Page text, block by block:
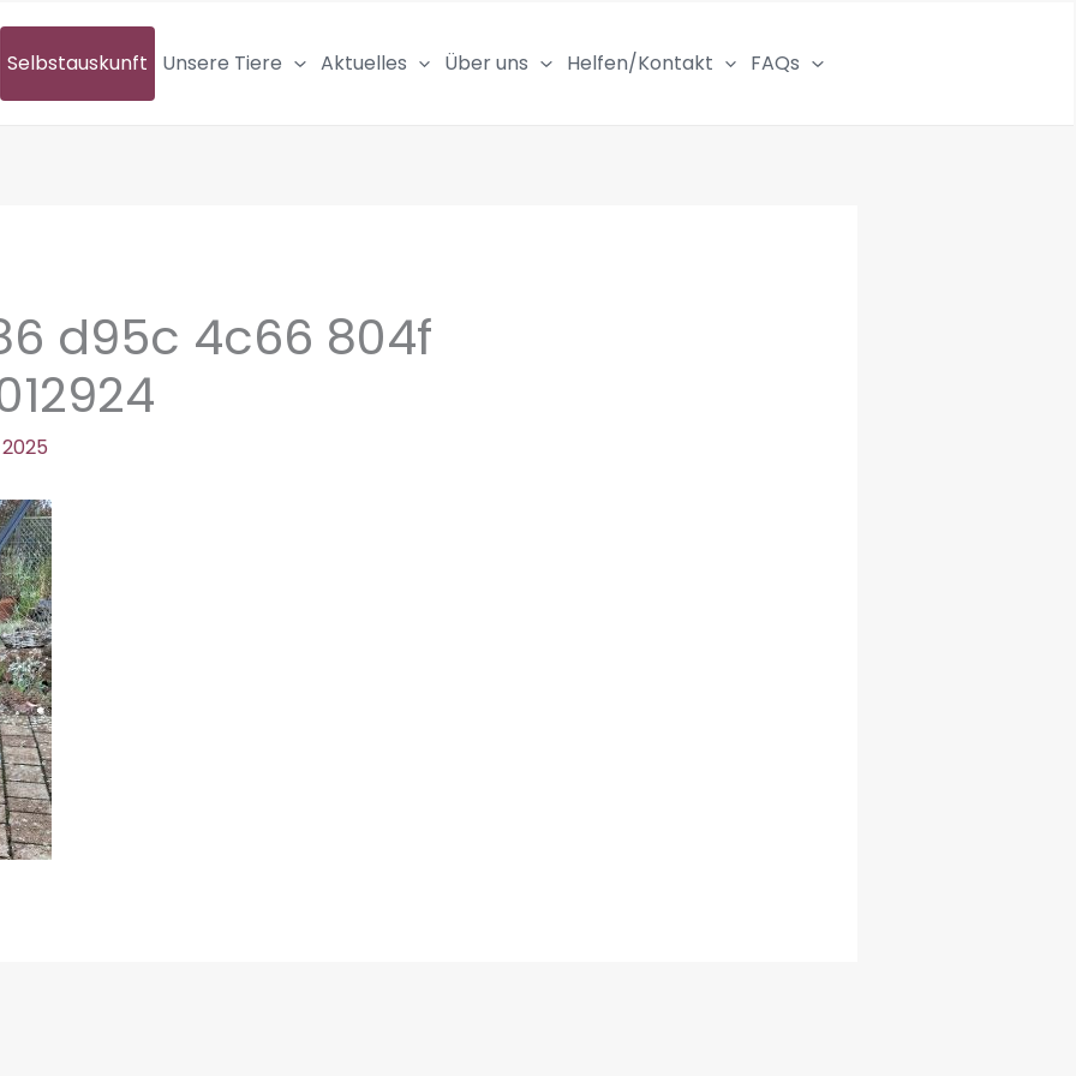
Selbstauskunft Unsere Tiere Aktuelles Über uns Helfen/Kontakt FAQs
d95c 4c66 804f